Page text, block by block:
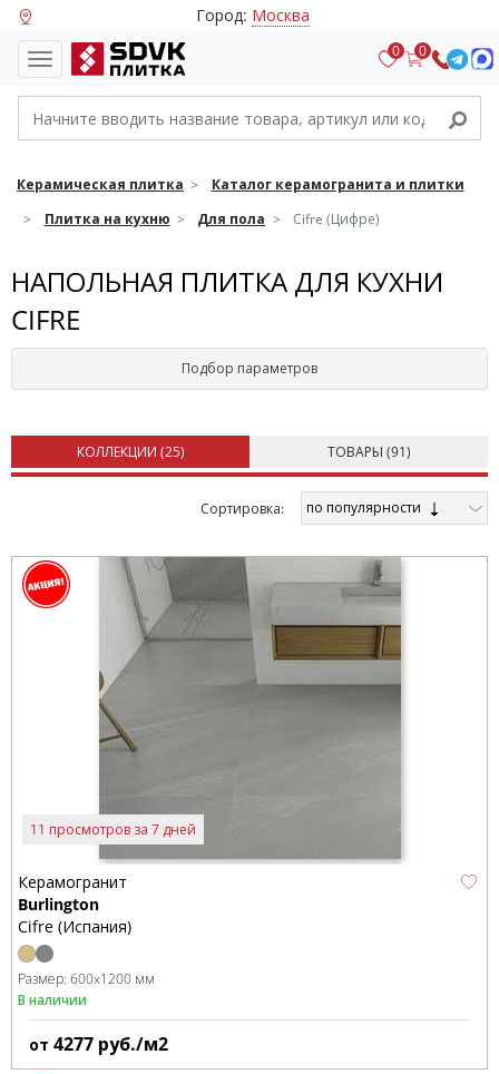
Город: Москва
0 0
Керамическая плитка
Каталог керамогранита и плитки
Плитка на кухню
Для пола Cifre (Цифре)
НАПОЛЬНАЯ ПЛИТКА ДЛЯ КУХНИ
CIFRE
Подбор параметров
КОЛЛЕКЦИИ (25) ТОВАРЫ (91)
Cортировка: по популярности
11 просмотров за 7 дней
Керамогранит
Burlington
Cifre (Испания)
Размер: 600x1200 мм
В наличии
от 4277 руб./м2